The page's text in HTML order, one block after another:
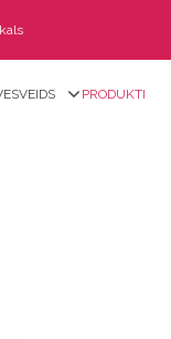
PRODUKTI